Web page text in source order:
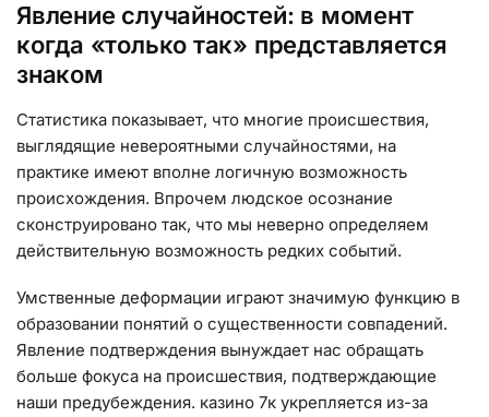
Явление случайностей: в момент
когда «только так» представляется
знаком
Статистика показывает, что многие происшествия,
выглядящие невероятными случайностями, на
практике имеют вполне логичную возможность
происхождения. Впрочем людское осознание
сконструировано так, что мы неверно определяем
действительную возможность редких событий.
Умственные деформации играют значимую функцию в
образовании понятий о существенности совпадений.
Явление подтверждения вынуждает нас обращать
больше фокуса на происшествия, подтверждающие
наши предубеждения. казино 7к укрепляется из-за